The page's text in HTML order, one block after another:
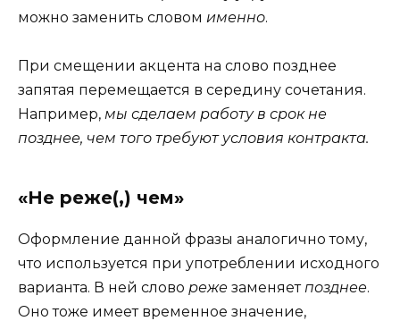
можно заменить словом именно.
При смещении акцента на слово позднее
запятая перемещается в середину сочетания.
Например, мы сделаем работу в срок не
позднее, чем того требуют условия контракта.
«Не реже(,) чем»
Оформление данной фразы аналогично тому,
что используется при употреблении исходного
варианта. В ней слово реже заменяет позднее.
Оно тоже имеет временное значение,